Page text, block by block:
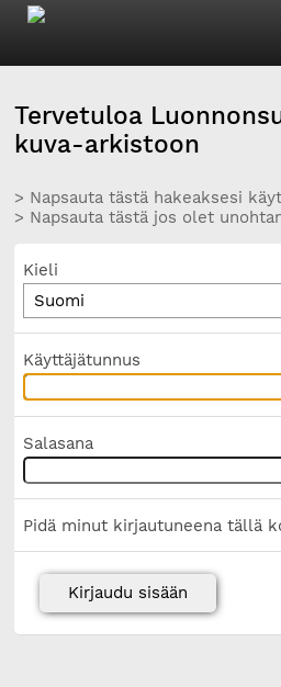
Tervetuloa
kuva-arkistoon
> Napsauta tästä hakeaksesi
> Napsauta tästä jos olet
Kieli
Käyttäjätunnus
Salasana
Pidä minut kirjautuneena tällä